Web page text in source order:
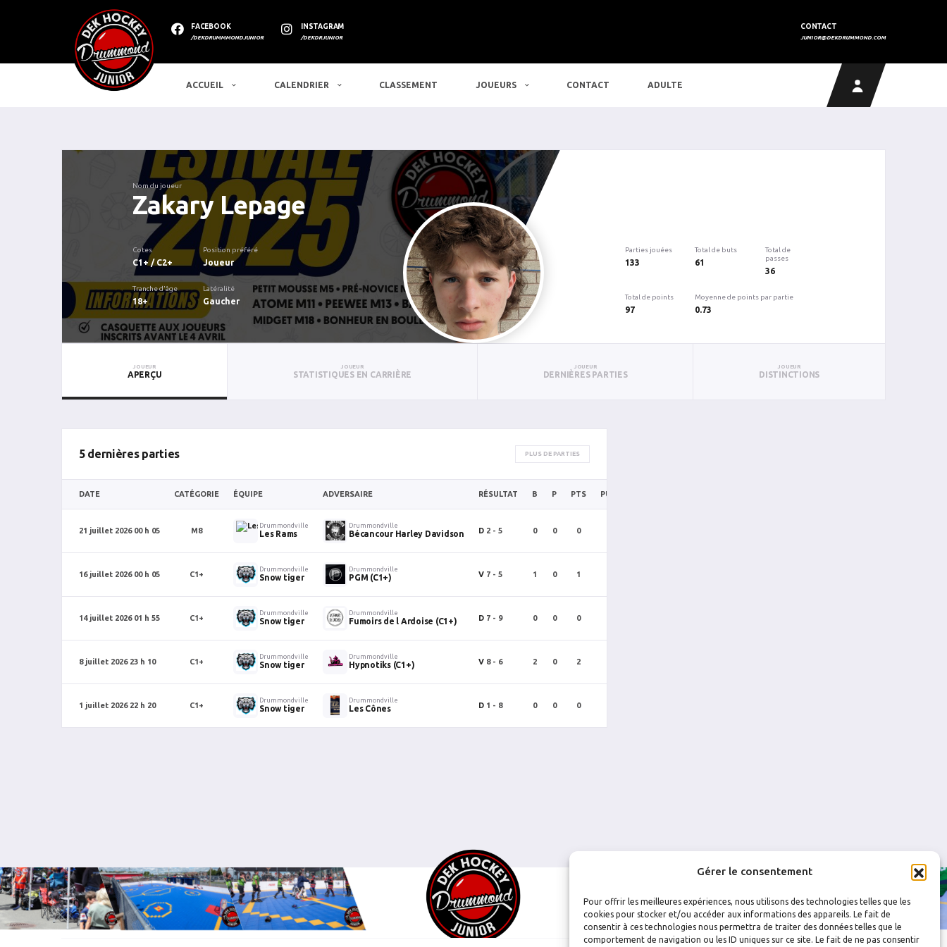
Gérer le consentement
Pour offrir les meilleures expériences, nous utilisons des technologies telles que les
cookies pour stocker et/ou accéder aux informations des appareils. Le fait de
consentir à ces technologies nous permettra de traiter des données telles que le
comportement de navigation ou les ID uniques sur ce site. Le fait de ne pas consentir
FACEBOOK
/DEKDRUMMMONDJUNIOR
INSTAGRAM
/DEKDRJUNIOR
CONTACT
JUNIOR@DEKDRUMMOND.COM
ACCUEIL CALENDRIER CLASSEMENT JOUEURS CONTACT ADULTE
Nom du joueur
Zakary Lepage
Cotes
C1+ / C2+
Position préféré
Joueur
Tranche d'âge
18+
Latéralité
Gaucher
Parties jouées
133
Total de buts
61
Total de
passes
36
Total de points
97
Moyenne de points par partie
0.73
JOUEUR
APERÇU
JOUEUR
STATISTIQUES EN CARRIÈRE
JOUEUR
DERNIÈRES PARTIES
JOUEUR
DISTINCTIONS
5 dernières parties PLUS DE PARTIES
DATE CATÉGORIE ÉQUIPE ADVERSAIRE RÉSULTAT B P PTS PUN
21 juillet 2026 00 h 05 M8
Drummondville
Les Rams
Drummondville
Bécancour Harley Davidson D 2 - 5 0 0 0
16 juillet 2026 00 h 05 C1+
Drummondville
Snow tiger
Drummondville
PGM (C1+) V 7 - 5 1 0 1
14 juillet 2026 01 h 55 C1+
Drummondville
Snow tiger
Drummondville
Fumoirs de l Ardoise (C1+) D 7 - 9 0 0 0
8 juillet 2026 23 h 10 C1+
Drummondville
Snow tiger
Drummondville
Hypnotiks (C1+) V 8 - 6 2 0 2
1 juillet 2026 22 h 20 C1+
Drummondville
Snow tiger
Drummondville
Les Cônes D 1 - 8 0 0 0